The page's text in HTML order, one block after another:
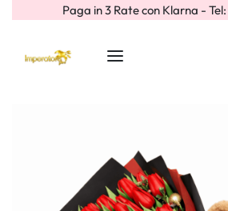
Paga in 3 Rate con Klarna - Tel: